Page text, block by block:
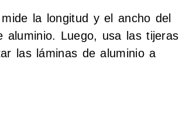
la longitud y el ancho del
Luego, usa las tijeras
las láminas de aluminio a